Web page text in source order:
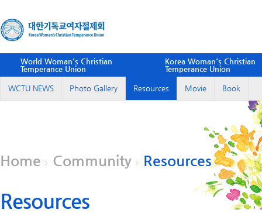
World Woman's Christian
Temperance Union
Korea Woman's Christian
Temperance Union
WCTU NEWS Photo Gallery Resources Movie Book
Home Community Resources
Resources